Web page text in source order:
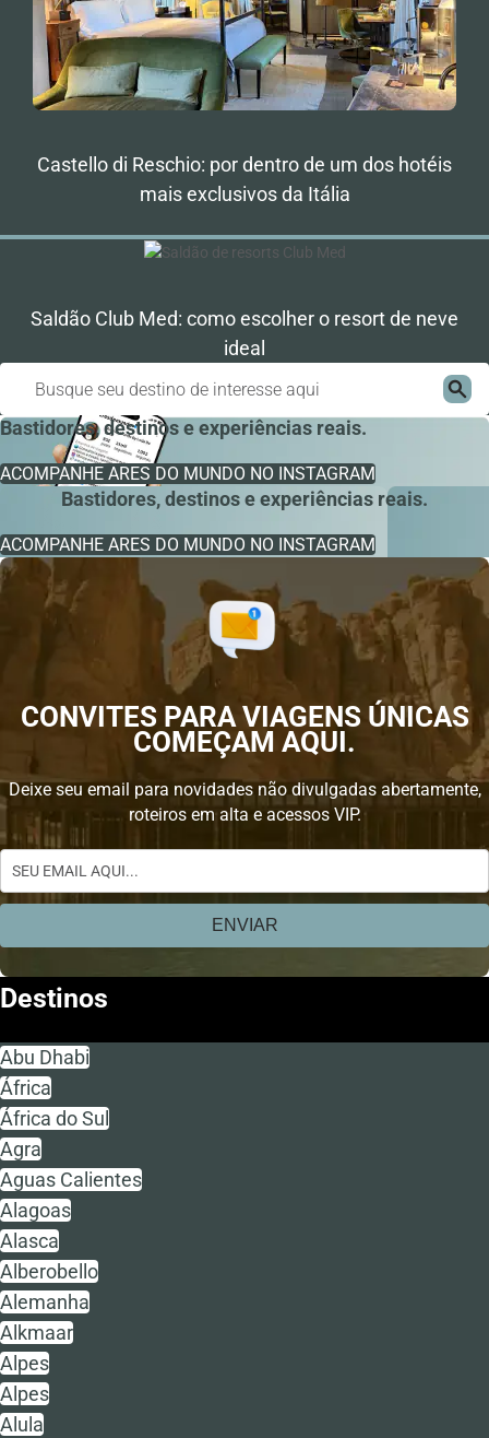
Castello di Reschio: por dentro de um dos hotéis
mais exclusivos da Itália
Saldão Club Med: como escolher o resort de neve
ideal
Bastidores, destinos e experiências reais.
ACOMPANHE ARES DO MUNDO NO INSTAGRAM
Bastidores, destinos e experiências reais.
ACOMPANHE ARES DO MUNDO NO INSTAGRAM
CONVITES PARA VIAGENS ÚNICAS
COMEÇAM AQUI.
Deixe seu email para novidades não divulgadas abertamente,
roteiros em alta e acessos VIP.
Seu
email
aqui...
Destinos
Abu Dhabi
África
África do Sul
Agra
Aguas Calientes
Alagoas
Alasca
Alberobello
Alemanha
Alkmaar
Alpes
Alpes
Alula